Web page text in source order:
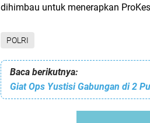
dihimbau untuk menerapkan
POLRI
Baca berikutnya: